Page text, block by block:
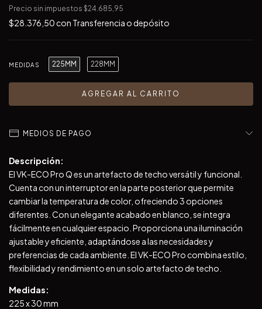
Precio sin impuestos $24.685,95
$28.376,50con Transferencia o depósito
MEDIDAS 225MM 228MM
MEDIOS DE PAGO
Descripción:
El VK-ECO Pro Q es un artefacto de techo versátil y funcional.
Cuenta con un interruptor en la parte posterior que permite
cambiar la temperatura de color, ofreciendo 3 opciones
diferentes. Con un elegante acabado en blanco, se integra
fácilmente en cualquier espacio. Proporciona una iluminación
ajustable y eficiente, adaptándose a las necesidades y
preferencias de cada ambiente. El VK-ECO Pro combina estilo,
flexibilidad y rendimiento en un solo artefacto de techo.
Medidas:
225 x 30 mm